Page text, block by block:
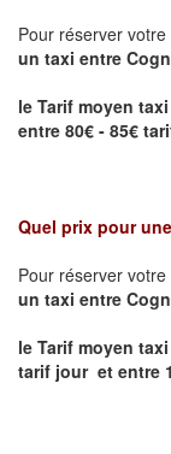
Pour réserver
un taxi entre
le Tarif moyen
entre 80€ - 85€
Quel prix pour
Pour réserver
un taxi entre
le Tarif moyen
tarif jour et entre